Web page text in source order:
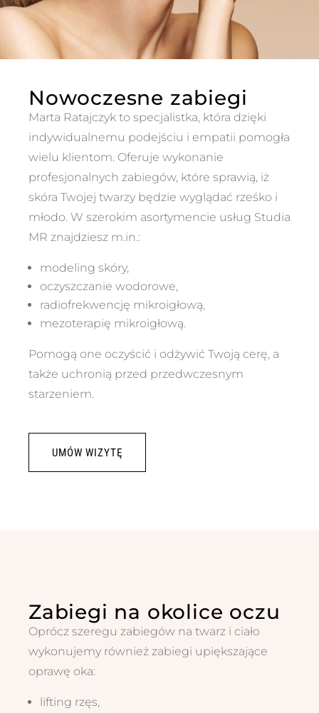
Nowoczesne zabiegi
Marta Ratajczyk to specjalistka, która dzięki
indywidualnemu podejściu i empatii pomogła
wielu klientom. Oferuje wykonanie
profesjonalnych zabiegów, które sprawią, iż
skóra Twojej twarzy będzie wyglądać rześko i
młodo. W szerokim asortymencie usług Studia
MR znajdziesz m.in.:
modeling skóry,
oczyszczanie wodorowe,
radiofrekwencję mikroigłową,
mezoterapię mikroigłową.
Pomogą one oczyścić i odżywić Twoją cerę, a
także uchronią przed przedwczesnym
starzeniem.
UMÓW WIZYTĘ
Zabiegi na okolice oczu
Oprócz szeregu zabiegów na twarz i ciało
wykonujemy również zabiegi upiększające
oprawę oka:
lifting rzęs,